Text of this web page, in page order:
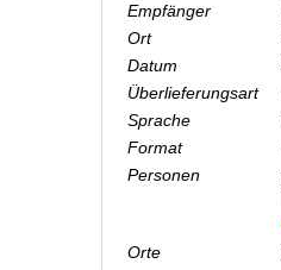
Empfänger
Ort
Datum
Überlieferungsart
Sprache
Format
Personen
Orte